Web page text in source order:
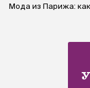
Мода из Парижа: